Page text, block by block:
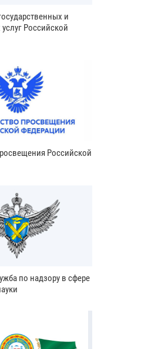
и
Российской
Российской
по надзору в сфере